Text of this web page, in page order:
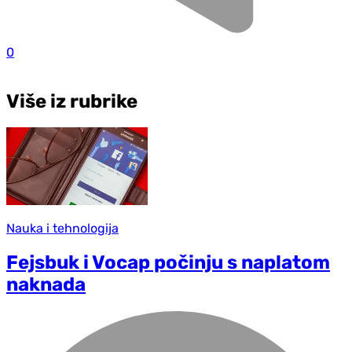
0
Više iz rubrike
Nauka i tehnologija
Fejsbuk i Vocap počinju s naplatom
naknada